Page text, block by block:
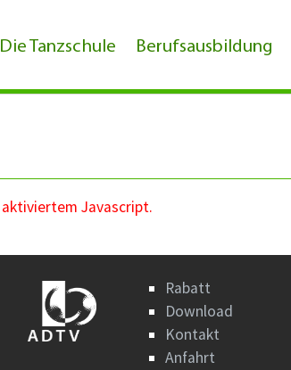
Die Tanzschule Berufsausbildung
Javascript.
Rabatt
Download
Kontakt
Anfahrt